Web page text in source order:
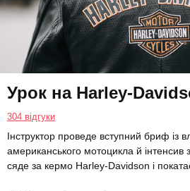
Урок на Harley-
304 відгуки
Інструктор проведе вступний бриф із
американського мотоцикла й інтенсив
сяде за кермо Harley-Davidson і